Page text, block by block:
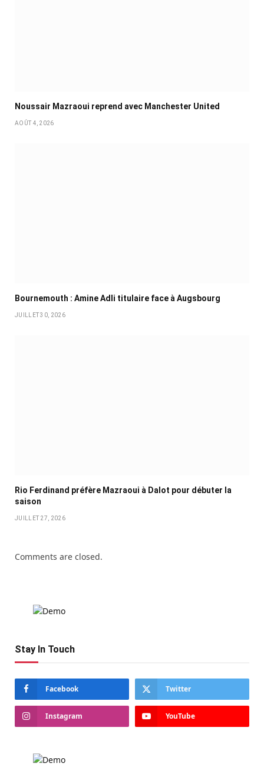
Noussair Mazraoui reprend avec Manchester United
AOÛT 4, 2026
Bournemouth : Amine Adli titulaire face à Augsbourg
JUILLET 30, 2026
Rio Ferdinand préfère Mazraoui à Dalot pour débuter la
saison
JUILLET 27, 2026
Comments are closed.
Stay In Touch
Facebook Twitter
Instagram YouTube